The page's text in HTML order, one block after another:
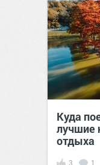
Куда
лучшие
отдыха
3 1